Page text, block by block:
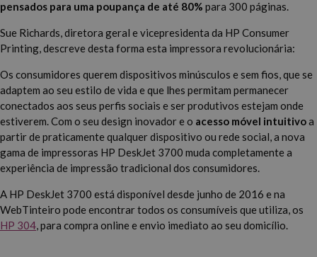
pensados para uma poupança de até 80% para 300 páginas.
Sue Richards, diretora geral e vicepresidenta da HP Consumer
Printing, descreve desta forma esta impressora revolucionária:
Os consumidores querem dispositivos minúsculos e sem fios, que se
adaptem ao seu estilo de vida e que lhes permitam permanecer
conectados aos seus perfis sociais e ser produtivos estejam onde
estiverem. Com o seu design inovador e o acesso móvel intuitivoa
partir de praticamente qualquer dispositivo ou rede social, a nova
gama de impressoras HP DeskJet 3700 muda completamente a
experiência de impressão tradicional dos consumidores.
A HP DeskJet 3700 está disponível desde junho de 2016 e na
WebTinteiro pode encontrar todos os consumíveis que utiliza, os
HP 304, para compra online e envio imediato ao seu domicílio.